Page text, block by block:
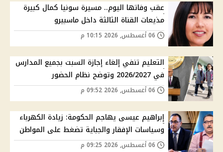
عقب وفاتها اليوم.. مسيرة سونيا كمال كبيرة
مذيعات القناة الثالثة داخل ماسبيرو
التعليم تنفي إلغاء إجازة السبت بجميع المدارس
في 2026/2027 وتوضح نظام الحضور
إبراهيم عيسى يهاجم الحكومة: زيادة الكهرباء
وسياسات الإفقار والجباية تضغط على المواطن